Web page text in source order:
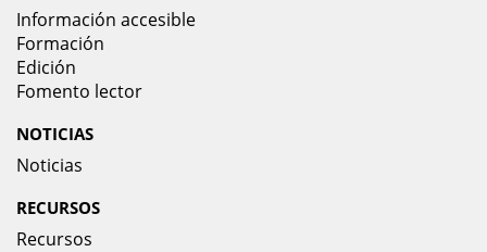
Información accesible
Formación
Edición
Fomento lector
NOTICIAS
Noticias
RECURSOS
Recursos